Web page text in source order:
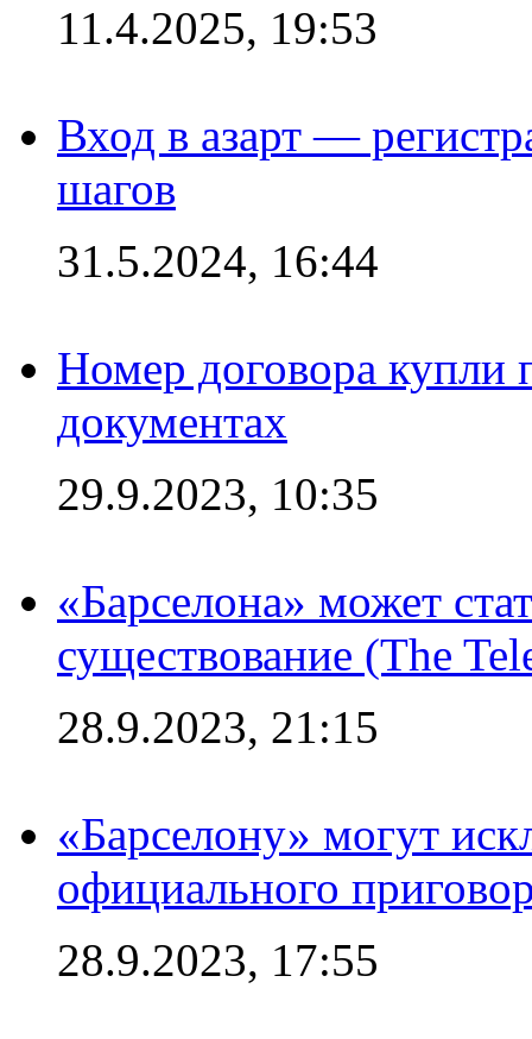
11.4.2025, 19:53
Вход в азарт —
шагов
31.5.2024, 16:44
Номер договора купли
документах
29.9.2023, 10:35
«Барселона» может
существование (The
28.9.2023, 21:15
«Барселону» могут
официального
28.9.2023, 17:55